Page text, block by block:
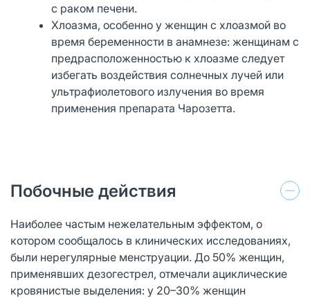
с раком печени.
Хлоазма, особенно у женщин с хлоазмой во
время беременности в анамнезе: женщинам с
предрасположенностью к хлоазме следует
избегать воздействия солнечных лучей или
ультрафиолетового излучения во время
применения препарата Чарозетта.
Побочные действия
Наиболее частым нежелательным эффектом, о
котором сообщалось в клинических исследованиях,
были нерегулярные менструации. До 50% женщин,
применявших дезогестрел, отмечали ациклические
кровянистые выделения: у 20–30% женщин